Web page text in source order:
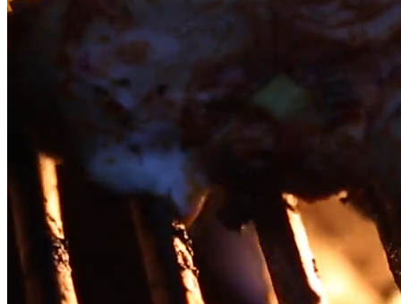
Подробнее
Дождевик
Аксессуары
1 440 руб.
Подробнее
Универсальная подставка
Аксессуары
1 760 руб.